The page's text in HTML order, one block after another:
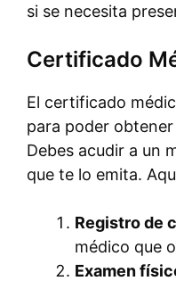
si se necesita
Certificado
El certificado
para poder
Debes acudir a un
que te lo emita.
Registro de
médico que
Examen